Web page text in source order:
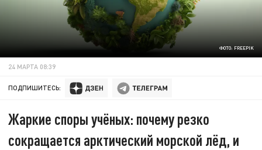
ФОТО: FREEPIK
24 МАРТА 08:39
ПОДПИШИТЕСЬ:
Жаркие споры учёных: почему резко
сокращается арктический морской лёд, и